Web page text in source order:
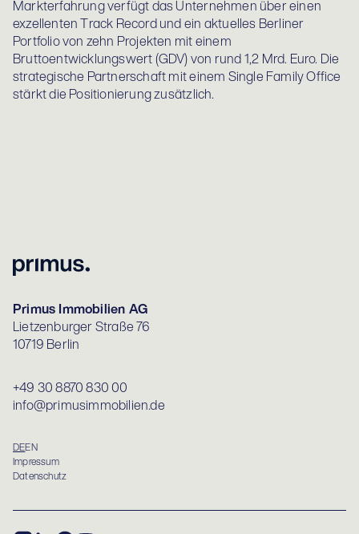
Markterfahrung verfügt das Unternehmen über einen
exzellenten Track Record und ein aktuelles Berliner
Portfolio von zehn Projekten mit einem
Bruttoentwicklungswert (GDV) von rund 1,2 Mrd. Euro. Die
strategische Partnerschaft mit einem Single Family Office
stärkt die Positionierung zusätzlich.
Primus Immobilien AG
Lietzenburger Straße 76
10719 Berlin
+49 30 8870 830 00
info@primusimmobilien.de
DEEN
Impressum
Datenschutz